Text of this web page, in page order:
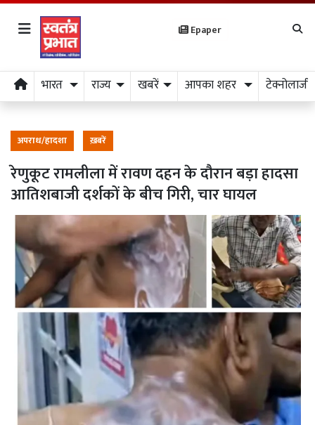
Epaper
भारत राज्य खबरें आपका शहर टेक्नोलाजी
अपराध/हादशा ख़बरें
रेणुकूट रामलीला में रावण दहन के दौरान बड़ा हादसा
आतिशबाजी दर्शकों के बीच गिरी, चार घायल